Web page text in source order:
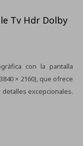
Tv Hdr Dolby
con la pantalla
× 2160), que ofrece
excepcionales.